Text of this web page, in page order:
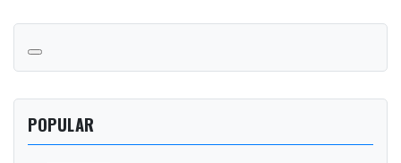
POPULAR